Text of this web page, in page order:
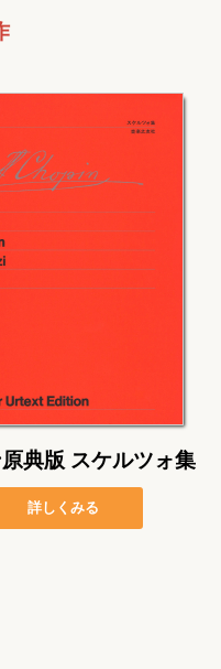
典版 スケルツォ集
詳しくみる